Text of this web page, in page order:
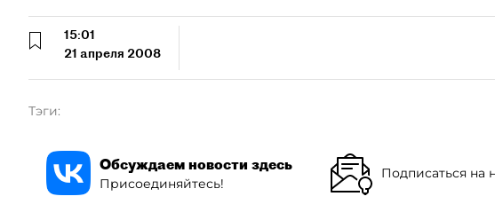
15:01
21 апреля 2008
Тэги:
Обсуждаем новости здесь
Присоединяйтесь!
Подписаться на